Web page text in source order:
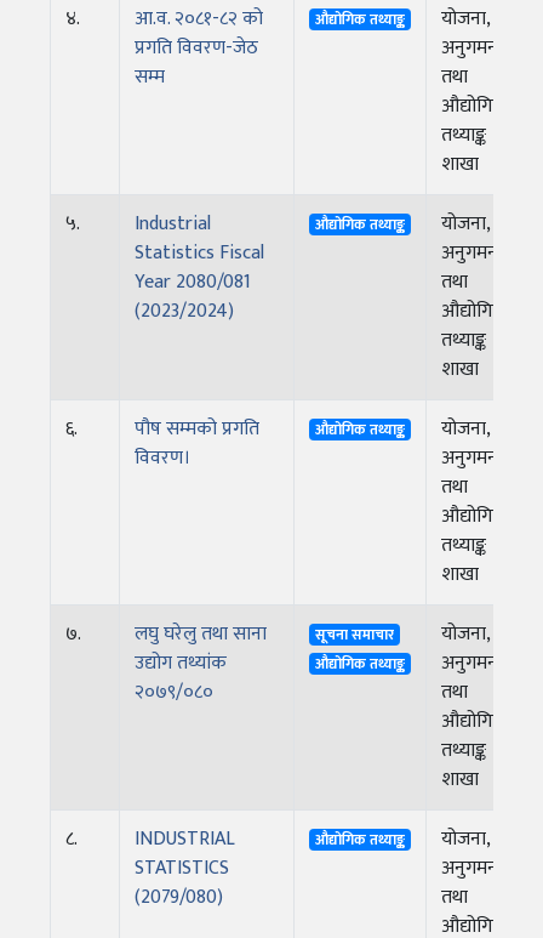
४.
आ.व. २०८१-८२ को
प्रगति विवरण-जेठ
सम्म
औद्योगिक तथ्याङ्क
योजना,
अनुगमन
तथा
औद्योगिक
तथ्याङ्क
शाखा
५.
Industrial
Statistics Fiscal
Year 2080/081
(2023/2024)
औद्योगिक तथ्याङ्क
योजना,
अनुगमन
तथा
औद्योगिक
तथ्याङ्क
शाखा
६.
पौष सम्मको प्रगति
विवरण।
औद्योगिक तथ्याङ्क
योजना,
अनुगमन
तथा
औद्योगिक
तथ्याङ्क
शाखा
७.
लघु घरेलु तथा साना
उद्योग तथ्यांक
२०७९/०८०
सूचना समाचार
औद्योगिक तथ्याङ्क
योजना,
अनुगमन
तथा
औद्योगिक
तथ्याङ्क
शाखा
८.
INDUSTRIAL
STATISTICS
(2079/080)
औद्योगिक तथ्याङ्क
योजना,
अनुगमन
तथा
औद्योगिक